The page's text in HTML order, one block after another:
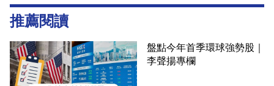
推薦閱讀
盤點今年首季環球強勢股｜
李聲揚專欄